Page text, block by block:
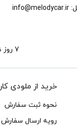
info@melodycar.ir
7 روز ضمانت بازگشت
خرید از ملودی کار
نحوه ثبت سفارش
رویه ارسال سفارش